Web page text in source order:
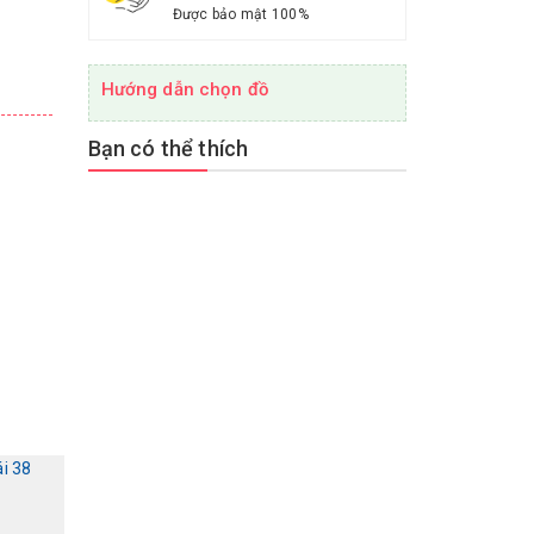
Được bảo mật 100%
Hướng dẫn chọn đồ
Bạn có thể thích